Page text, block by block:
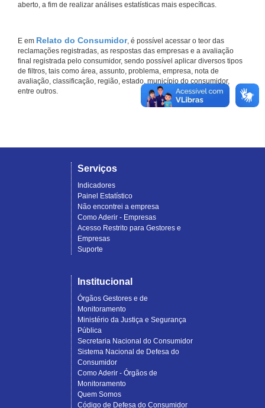
aberto, a fim de realizar análises estatísticas mais específicas.
E em Relato do Consumidor, é possível acessar o teor das
reclamações registradas, as respostas das empresas e a avaliação
final registrada pelo consumidor, sendo possível aplicar diversos tipos
de filtros, tais como área, assunto, problema, empresa, nota de
avaliação, classificação, região, estado, município do consumidor,
entre outros.
Serviços
Indicadores
Painel Estatístico
Não encontrei a empresa
Como Aderir - Empresas
Acesso Restrito para Gestores e
Empresas
Suporte
Institucional
Órgãos Gestores e de
Monitoramento
Ministério da Justiça e Segurança
Pública
Secretaria Nacional do Consumidor
Sistema Nacional de Defesa do
Consumidor
Como Aderir - Órgãos de
Monitoramento
Quem Somos
Código de Defesa do Consumidor